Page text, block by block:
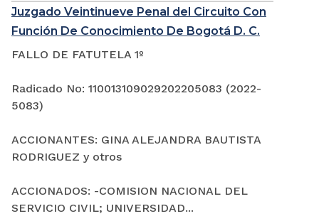
Juzgado Veintinueve Penal del Circuito Con
Función De Conocimiento De Bogotá D. C.
FALLO DE FATUTELA 1º
Radicado No: 110013109029202205083 (2022-
5083)
ACCIONANTES: GINA ALEJANDRA BAUTISTA
RODRIGUEZ y otros
ACCIONADOS: -COMISION NACIONAL DEL
SERVICIO CIVIL; UNIVERSIDAD...